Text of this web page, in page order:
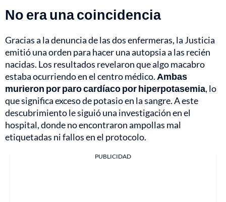
No era una coincidencia
Gracias a la denuncia de las dos enfermeras, la Justicia
emitió una orden para hacer una autopsia a las recién
nacidas. Los resultados revelaron que algo macabro
estaba ocurriendo en el centro médico. Ambas
murieron por paro cardíaco por hiperpotasemia, lo
que significa exceso de potasio en la sangre. A este
descubrimiento le siguió una investigación en el
hospital, donde no encontraron ampollas mal
etiquetadas ni fallos en el protocolo.
PUBLICIDAD